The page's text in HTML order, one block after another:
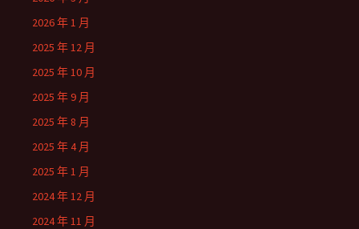
2026 年 1 月
2025 年 12 月
2025 年 10 月
2025 年 9 月
2025 年 8 月
2025 年 4 月
2025 年 1 月
2024 年 12 月
2024 年 11 月